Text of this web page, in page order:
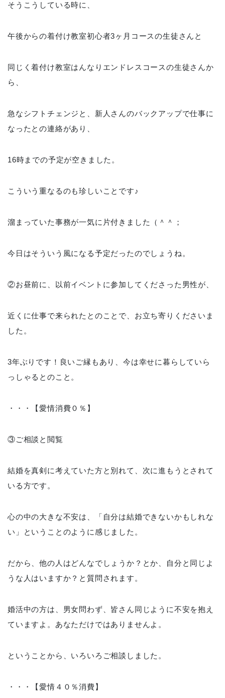
そうこうしている時に、
午後からの着付け教室初心者3ヶ月コースの生徒さんと
同じく着付け教室はんなりエンドレスコースの生徒さんか
ら、
急なシフトチェンジと、新人さんのバックアップで仕事に
なったとの連絡があり、
16時までの予定が空きました。
こういう重なるのも珍しいことです♪
溜まっていた事務が一気に片付きました（＾＾；
今日はそういう風になる予定だったのでしょうね。
②お昼前に、以前イベントに参加してくださった男性が、
近くに仕事で来られたとのことで、お立ち寄りくださいま
した。
3年ぶりです！良いご縁もあり、今は幸せに暮らしていら
っしゃるとのこと。
・・・【愛情消費０％】
③ご相談と閲覧
結婚を真剣に考えていた方と別れて、次に進もうとされて
いる方です。
心の中の大きな不安は、「自分は結婚できないかもしれな
い」ということのように感じました。
だから、他の人はどんなでしょうか？とか、自分と同じよ
うな人はいますか？と質問されます。
婚活中の方は、男女問わず、皆さん同じように不安を抱え
ていますよ。あなただけではありませんよ。
ということから、いろいろご相談しました。
・・・【愛情４０％消費】